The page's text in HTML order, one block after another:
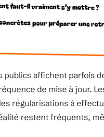
faut-il vraiment s’y mettre ?
pour préparer une
publics affichent parfois
de mise à jour.
régularisations à
restent fréquents,